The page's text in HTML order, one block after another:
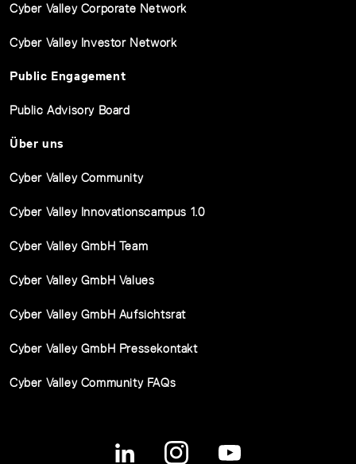
Cyber Valley Corporate Network
Cyber Valley Investor Network
Public Engagement
Public Advisory Board
Über uns
Cyber Valley Community
Cyber Valley Innovationscampus 1.0
Cyber Valley GmbH Team
Cyber Valley GmbH Values
Cyber Valley GmbH Aufsichtsrat
Cyber Valley GmbH Pressekontakt
Cyber Valley Community FAQs